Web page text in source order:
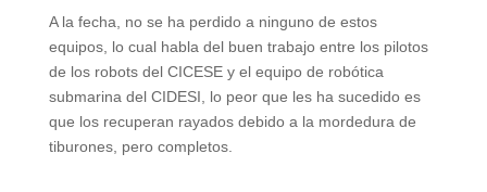
A la fecha, no se ha perdido a ninguno de estos
equipos, lo cual habla del buen trabajo entre los pilotos
de los robots del CICESE y el equipo de robótica
submarina del CIDESI, lo peor que les ha sucedido es
que los recuperan rayados debido a la mordedura de
tiburones, pero completos.